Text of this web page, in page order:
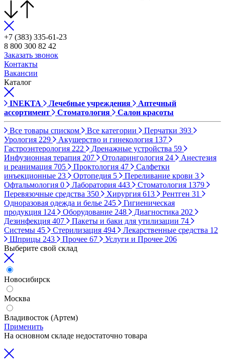
+7 (383) 335-61-23
8 800 300 82 42
Заказать звонок
Контакты
Вакансии
Каталог
INEKTA Лечебные учреждения
Аптечный
ассортимент
Стоматология Салон красоты
Все товары списком Все категории Перчатки 393
Урология 229 Акушерство и гинекология 137
Гастроэнтерология 222 Дренажные устройства 59
Инфузионная терапия 207 Отоларингология 24
Анестезия
и реанимация 705 Проктология 47
Салфетки
инъекционные 23 Ортопедия 5 Переливание крови 3
Офтальмология 0 Лаборатория 443 Стоматология 1379
Перевязочные средства 350 Хирургия 613 Рентген 31
Одноразовая одежда и белье 245
Гигиеническая
продукция 124 Оборудование 248 Диагностика 202
Дезинфекция 407 Пакеты и баки для утилизации 74
Системы 45 Стерилизация 494 Лекарственные средства 12
Шприцы 243 Прочее 67 Услуги и Прочее 206
Выберите свой склад
Новосибирск
Москва
Владивосток (Артем)
Применить
На основном складе недостаточно товара